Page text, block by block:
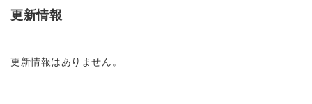
更新情報
更新情報はありません。